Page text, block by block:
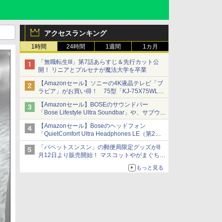
アクセスランキング
1時間 24時間 1週間 1カ月
「無職転生III」第7話あらすじ＆先行カット公
開！ リニアとプルセナが魔法大学を卒業
【Amazonセール】ソニーの4K液晶テレビ「ブ
ラビア」がお買い得！ 75型「KJ-75X75WL」
などラインナップ
【Amazonセール】BOSEのサウンドバー
「Bose Lifestyle Ultra Soundbar」や、サブウー
ファー「Bose Lifestyle Ultra Subwoofer」など
お買い得！
【Amazonセール】Boseのヘッドフォン
「QuietComfort Ultra Headphones LE（第2世
代）」などお買い得価格で登場
イマーシブオーディオで臨場感ある音楽体験が
楽しめる
「パペットスンスン」の郵便局限定グッズが8
月12日より販売開始！ マスコットやがまぐち、
もっと見る